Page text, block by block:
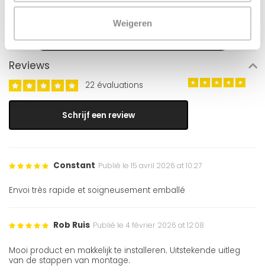
Weigeren
Reviews
22 évaluations
Schrijf een review
Constant Publié le 15 avril 2026 at 10:27
Envoi très rapide et soigneusement emballé
Rob Ruis Publié le 4 février 2026 at 12:08
Mooi product en makkelijk te installeren. Uitstekende uitleg
van de stappen van montage.